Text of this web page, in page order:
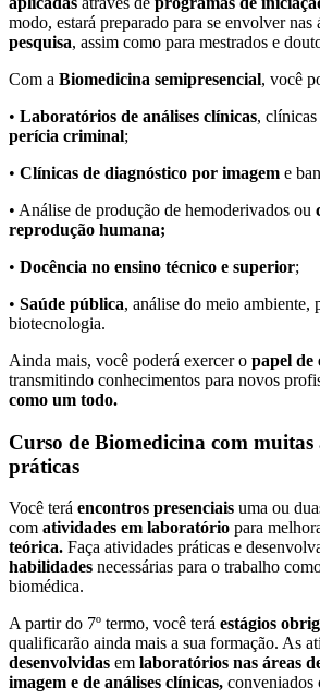
modo, estará preparado para se envolver nas
pesquisa, assim como para mestrados e
Com a Biomedicina semipresencial, você
• Laboratórios de análises clínicas,
perícia criminal;
• Clínicas de diagnóstico por imagem e
• Análise de produção de hemoderivados ou
reprodução humana;
• Docência no ensino técnico e superior;
• Saúde pública, análise do meio ambiente,
biotecnologia.
Ainda mais, você poderá exercer o papel de
transmitindo conhecimentos para novos
como um todo.
Curso de Biomedicina com muitas
práticas
Você terá encontros presenciais uma ou
com atividades em laboratório para
teórica. Faça atividades práticas e
habilidades necessárias para o trabalho
biomédica.
A partir do 7º termo, você terá estágios
qualificarão ainda mais a sua formação. As
desenvolvidas em laboratórios nas áreas
imagem e de análises clínicas, conveniados